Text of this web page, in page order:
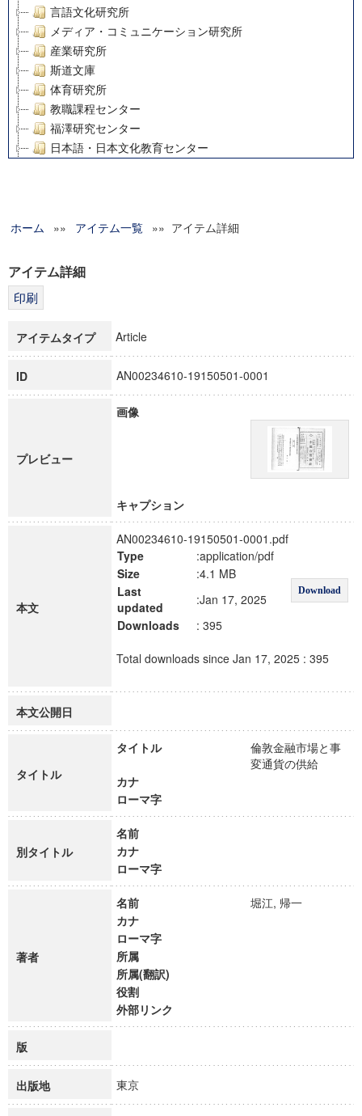
言語文化研究所
メディア・コミュニケーション研究所
産業研究所
斯道文庫
体育研究所
教職課程センター
福澤研究センター
日本語・日本文化教育センター
グローバルリサーチインスティテュート
科学研究費補助金研究成果報告書
博士課程教育リーディングプログラム「超成熟社会発展のサ
ホーム »» アイテム一覧 »» アイテム詳細
アイテム詳細
アイテムタイプ Article
ID AN00234610-19150501-0001
プレビュー
画像
キャプション
本文
AN00234610-19150501-0001.pdf
Type
:application/pdf
Download
Size
:4.1 MB
Last
updated
:Jan 17, 2025
Downloads
: 395
Total downloads since Jan 17, 2025 : 395
本文公開日
タイトル
タイトル
倫敦金融市場と事
変通貨の供給
カナ
ローマ字
別タイトル
名前
カナ
ローマ字
著者
名前
堀江, 帰一
カナ
ローマ字
所属
所属(翻訳)
役割
外部リンク
版
出版地 東京